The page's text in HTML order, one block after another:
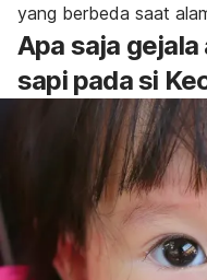
yang berbeda saat
Apa saja gejala
sapi padasi